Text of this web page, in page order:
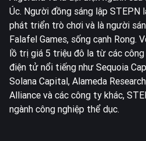
Úc. Người đồng sáng lập STEPN
phát triển trò chơi và là người
Falafel Games, sống cạnh Rong.
lồ trị giá 5 triệu đô la từ các
điện tử nổi tiếng như Sequoia
Solana Capital, Alameda
Alliance và các công ty khác,
ngành công nghiệp thể dục.